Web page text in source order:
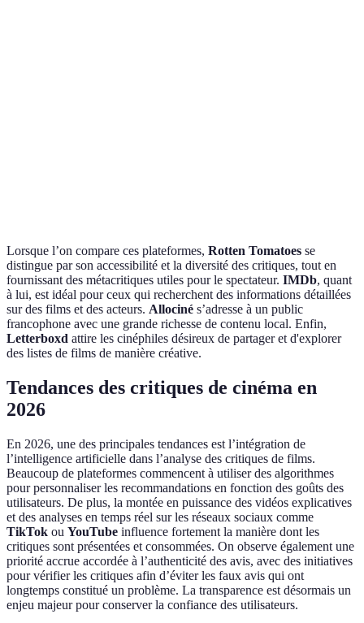
Lorsque l’on compare ces plateformes, Rotten Tomatoes se
distingue par son accessibilité et la diversité des critiques, tout en
fournissant des métacritiques utiles pour le spectateur. IMDb, quant
à lui, est idéal pour ceux qui recherchent des informations détaillées
sur des films et des acteurs. Allociné s’adresse à un public
francophone avec une grande richesse de contenu local. Enfin,
Letterboxd attire les cinéphiles désireux de partager et d'explorer
des listes de films de manière créative.
Tendances des critiques de cinéma en
2026
En 2026, une des principales tendances est l’intégration de
l’intelligence artificielle dans l’analyse des critiques de films.
Beaucoup de plateformes commencent à utiliser des algorithmes
pour personnaliser les recommandations en fonction des goûts des
utilisateurs. De plus, la montée en puissance des vidéos explicatives
et des analyses en temps réel sur les réseaux sociaux comme
TikTok ou YouTube influence fortement la manière dont les
critiques sont présentées et consommées. On observe également une
priorité accrue accordée à l’authenticité des avis, avec des initiatives
pour vérifier les critiques afin d’éviter les faux avis qui ont
longtemps constitué un problème. La transparence est désormais un
enjeu majeur pour conserver la confiance des utilisateurs.